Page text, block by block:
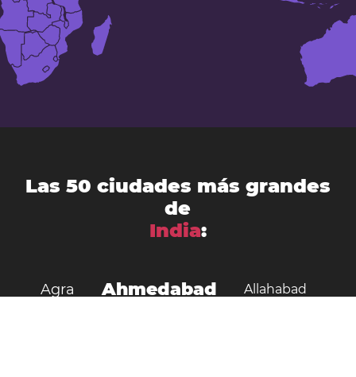
Las 50 ciudades más grandes
de
India:
Agra Ahmedabad Allahabad